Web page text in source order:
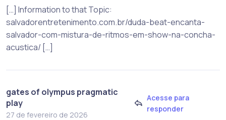
[…] Information to that Topic:
salvadorentretenimento.com.br/duda-beat-encanta-
salvador-com-mistura-de-ritmos-em-show-na-concha-
acustica/ […]
gates of olympus pragmatic
play
27 de fevereiro de 2026
Acesse para
responder